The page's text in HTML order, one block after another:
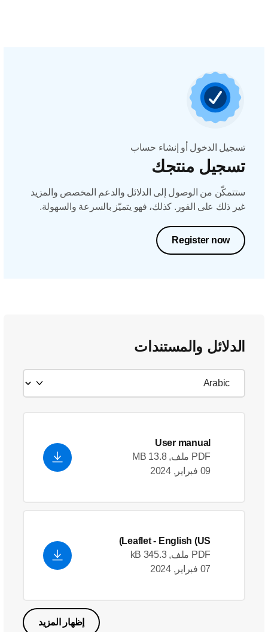
تسجيل الدخول أو إنشاء حساب
تسجيل منتجك
ستتمكّن من الوصول إلى الدلائل والدعم المخصص والمزيد
غير ذلك على الفور. كذلك، فهو يتميّز بالسرعة والسهولة.
Register now
الدلائل والمستندات
User manual
PDF ملف, 13.8 MB
09 فبراير, 2024
Leaflet - English (US)
PDF ملف, 345.3 kB
07 فبراير, 2024
إظهار المزيد